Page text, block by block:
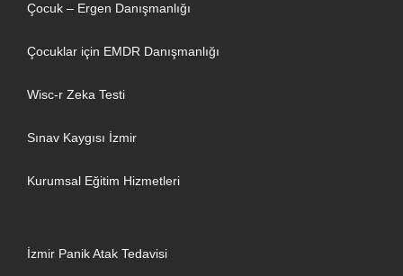
Çocuk – Ergen Danışmanlığı
Çocuklar için EMDR Danışmanlığı
Wisc-r Zeka Testi
Sınav Kaygısı İzmir
Kurumsal Eğitim Hizmetleri
İzmir Panik Atak Tedavisi